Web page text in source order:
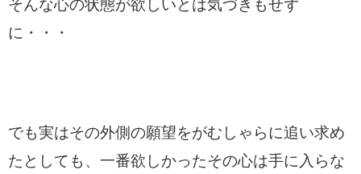
そんな心の状態が欲しいとは気づきもせず
に・・・
でも実はその外側の願望をがむしゃらに追い求め
たとしても、一番欲しかったその心は手に入らな